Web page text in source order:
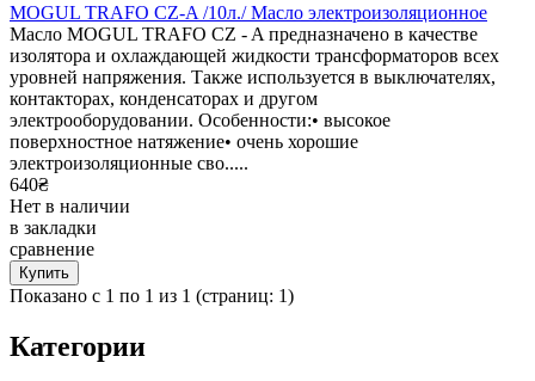
MOGUL TRAFO CZ-A /10л./ Масло электроизоляционное
Масло MOGUL TRAFO CZ - A предназначено в качестве
изолятора и охлаждающей жидкости трансформаторов всех
уровней напряжения. Также используется в выключателях,
контакторах, конденсаторах и другом
электрооборудовании. Особенности:• высокое
поверхностное натяжение• очень хорошие
электроизоляционные сво.....
640₴
Нет в наличии
в закладки
сравнение
Показано с 1 по 1 из 1 (страниц: 1)
Категории